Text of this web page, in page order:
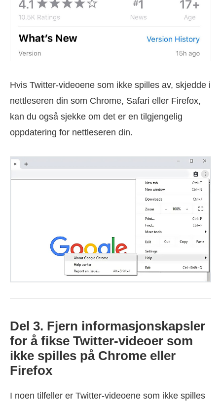
Hvis Twitter-videoene som ikke spilles av, skjedde i
nettleseren din som Chrome, Safari eller Firefox,
kan du også sjekke om det er en tilgjengelig
oppdatering for nettleseren din.
Del 3. Fjern informasjonskapsler
for å fikse Twitter-videoer som
ikke spilles på Chrome eller
Firefox
I noen tilfeller er Twitter-videoene som ikke spilles